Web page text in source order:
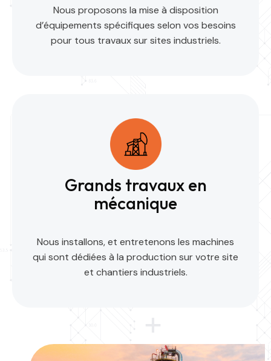
Nous proposons la mise à disposition
d’équipements spécifiques selon vos besoins
pour tous travaux sur sites industriels.
Grands travaux en
mécanique
Nous installons, et entretenons les machines
qui sont dédiées à la production sur votre site
et chantiers industriels.